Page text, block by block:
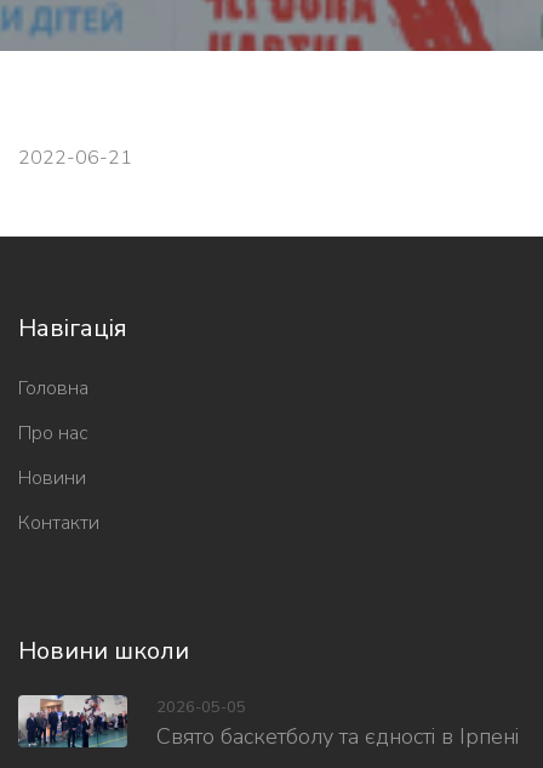
2022-06-21
Навігація
Головна
Про нас
Новини
Контакти
Новини школи
2026-05-05
Свято баскетболу та єдності в Ірпені